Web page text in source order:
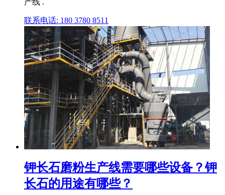
产线 .
联系电话: 180 3780 8511
钾长石磨粉生产线需要哪些设备？钾
长石的用途有哪些？